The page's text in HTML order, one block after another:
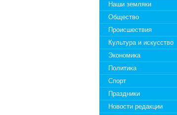
Наши земляки
Общество
Происшествия
Культура и искусство
Экономика
Политика
Спорт
Праздники
Новости редакции